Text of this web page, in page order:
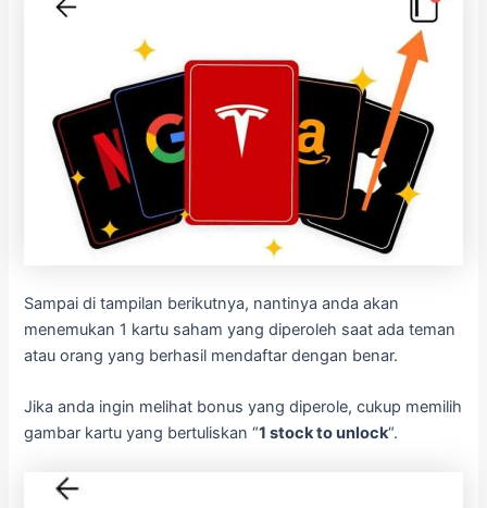
Sampai di tampilan berikutnya, nantinya anda akan
menemukan 1 kartu saham yang diperoleh saat ada teman
atau orang yang berhasil mendaftar dengan benar.
Jika anda ingin melihat bonus yang diperole, cukup memilih
gambar kartu yang bertuliskan “1 stock to unlock“.